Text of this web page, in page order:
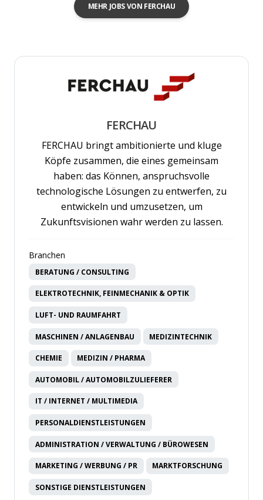
MEHR JOBS VON FERCHAU
FERCHAU
FERCHAU bringt ambitionierte und kluge
Köpfe zusammen, die eines gemeinsam
haben: das Können, anspruchsvolle
technologische Lösungen zu entwerfen, zu
entwickeln und umzusetzen, um
Zukunftsvisionen wahr werden zu lassen.
Branchen
BERATUNG / CONSULTING
ELEKTROTECHNIK, FEINMECHANIK & OPTIK
LUFT- UND RAUMFAHRT
MASCHINEN / ANLAGENBAU MEDIZINTECHNIK
CHEMIE MEDIZIN / PHARMA
AUTOMOBIL / AUTOMOBILZULIEFERER
IT / INTERNET / MULTIMEDIA
PERSONALDIENSTLEISTUNGEN
ADMINISTRATION / VERWALTUNG / BÜROWESEN
MARKETING / WERBUNG / PR MARKTFORSCHUNG
SONSTIGE DIENSTLEISTUNGEN